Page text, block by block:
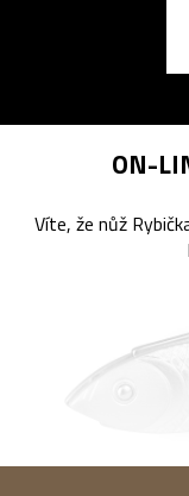
ON-
Víte, že nůž